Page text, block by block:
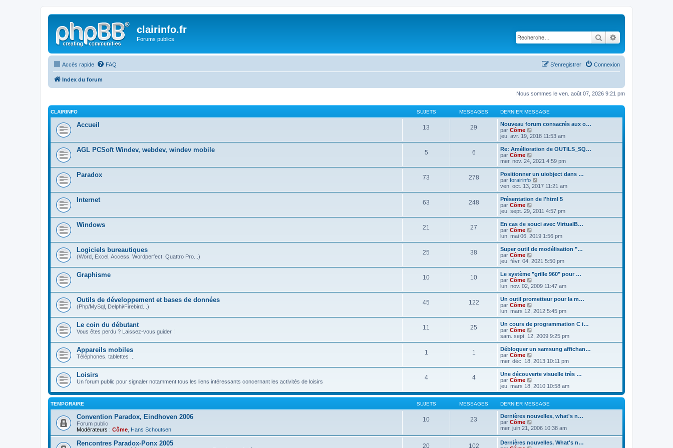
clairinfo.fr
Forums publics Rechercher
Accès rapide FAQ Connexion
S’enregistrer
Index du forum
Nous sommes le ven. août 07, 2026 9:21 pm
CLAIRINFO SUJETS MESSAGES DERNIER MESSAGE
Accueil 13 29
Nouveau forum consacrés aux o…
par Côme
o
i
r
e
r
n
i
r
e
s
s
g
e
jeu. avr. 19, 2018 11:53 am
AGL PCSoft Windev, webdev, windev mobile 5 6
Re: Amélioration de OUTILS_SQ…
par Côme
o
i
r
l
e
r
n
i
r
e
s
s
g
e
mer. nov. 24, 2021 4:59 pm
Paradox 73 278
Positionner un uiobject dans …
par forairinfo
o
i
r
e
e
r
n
i
r
e
s
s
g
e
ven. oct. 13, 2017 11:21 am
Internet 63 248
Présentation de l'html 5
par Côme
o
i
r
e
e
r
n
i
r
e
s
s
g
e
jeu. sept. 29, 2011 4:57 pm
Windows 21 27
En cas de souci avec VirtualB…
par Côme
o
i
r
e
e
r
n
i
r
e
s
s
g
e
lun. mai 06, 2019 1:56 pm
Logiciels bureautiques
(Word, Excel, Access, Wordperfect, Quattro Pro...)
25 38
Super outil de modélisation "…
par Côme
o
i
r
e
r
n
i
r
e
s
s
g
e
jeu. févr. 04, 2021 5:50 pm
Graphisme 10 10
Le système "grille 960" pour …
par Côme
o
i
r
e
r
n
i
r
e
s
s
g
e
lun. nov. 02, 2009 11:47 am
Outils de développement et bases de données
(Php/MySql, Delphi/Firebird...)
45 122
Un outil prometteur pour la m…
par Côme
o
i
r
e
d
r
n
i
r
e
s
a
e
lun. mars 12, 2012 5:45 pm
Le coin du débutant
Vous êtes perdu ? Laissez-vous guider !
11 25
Un cours de programmation C i…
par Côme
o
i
r
e
r
n
i
e
r
m
s
s
a
g
e
sam. sept. 12, 2009 9:25 pm
Appareils mobiles
Téléphones, tablettes ...
1 1
Débloquer un samsung affichan…
par Côme
o
i
r
e
e
r
n
i
r
e
s
mer. déc. 18, 2013 10:11 pm
Loisirs
Un forum public pour signaler notamment tous les liens intéressants concernant les activités de loisirs
4 4
Une découverte visuelle très …
par Côme
o
i
r
l
e
d
r
e
jeu. mars 18, 2010 10:58 am
TEMPORAIRE SUJETS MESSAGES DERNIER MESSAGE
Convention Paradox, Eindhoven 2006
Forum public
Modérateurs : Côme Hans Schoutsen
10 23
Dernières nouvelles, what's n…
par Côme
o
l
mer. juin 21, 2006 10:38 am
Rencontres Paradox-Ponx 2005 20 102
Dernières nouvelles, What's n…